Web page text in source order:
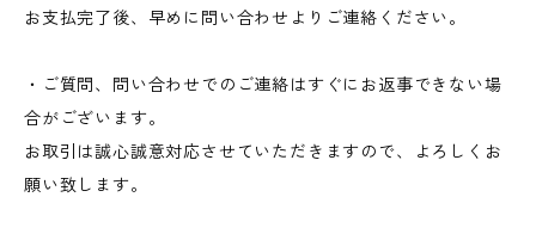
お支払完了後、早めに問い合わせよりご連絡ください。
・ご質問、問い合わせでのご連絡はすぐにお返事できない場
合がございます。
お取引は誠心誠意対応させていただきますので、よろしくお
願い致します。